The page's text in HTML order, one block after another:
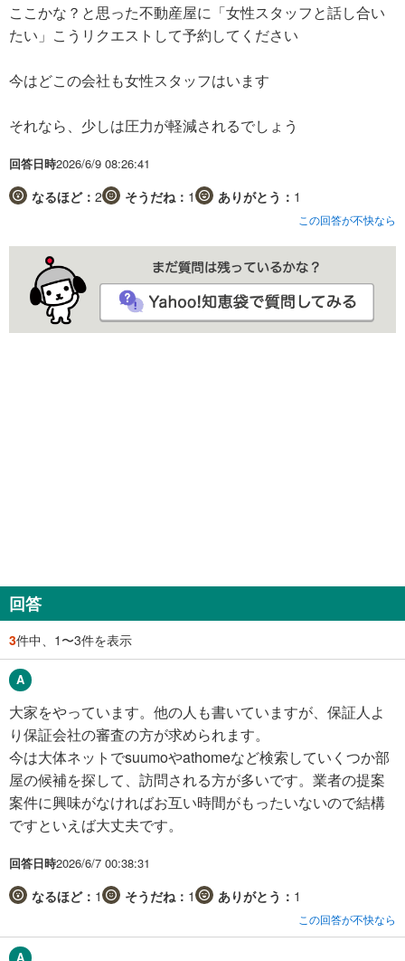
ここかな？と思った不動産屋に「女性スタッフと話し合い
たい」こうリクエストして予約してください
今はどこの会社も女性スタッフはいます
それなら、少しは圧力が軽減されるでしょう
回答日時2026/6/9 08:26:41
なるほど： 2 そうだね： 1 ありがとう： 1
この回答が不快なら
回答
3件中、1〜3件を表示
大家をやっています。他の人も書いていますが、保証人よ
り保証会社の審査の方が求められます。
今は大体ネットでsuumoやathomeなど検索していくつか部
屋の候補を探して、訪問される方が多いです。業者の提案
案件に興味がなければお互い時間がもったいないので結構
ですといえば大丈夫です。
回答日時2026/6/7 00:38:31
なるほど： 1 そうだね： 1 ありがとう： 1
この回答が不快なら